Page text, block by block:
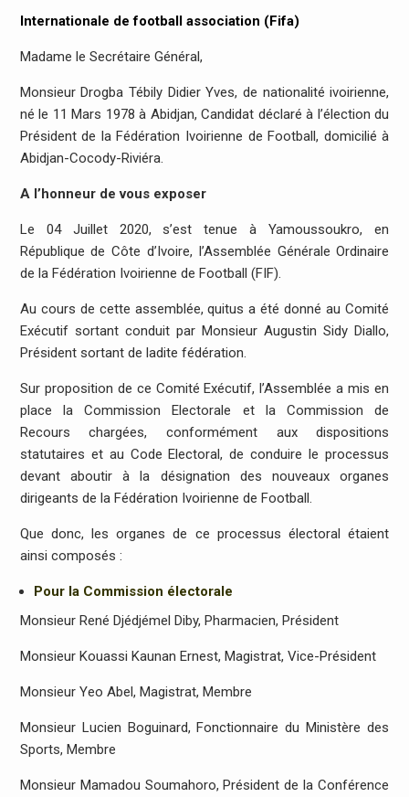
Internationale de football association (Fifa)
Madame le Secrétaire Général,
Monsieur Drogba Tébily Didier Yves, de nationalité ivoirienne,
né le 11 Mars 1978 à Abidjan, Candidat déclaré à l’élection du
Président de la Fédération Ivoirienne de Football, domicilié à
Abidjan-Cocody-Riviéra.
A l’honneur de vous exposer
Le 04 Juillet 2020, s’est tenue à Yamoussoukro, en
République de Côte d’Ivoire, l’Assemblée Générale Ordinaire
de la Fédération Ivoirienne de Football (FIF).
Au cours de cette assemblée, quitus a été donné au Comité
Exécutif sortant conduit par Monsieur Augustin Sidy Diallo,
Président sortant de ladite fédération.
Sur proposition de ce Comité Exécutif, l’Assemblée a mis en
place la Commission Electorale et la Commission de
Recours chargées, conformément aux dispositions
statutaires et au Code Electoral, de conduire le processus
devant aboutir à la désignation des nouveaux organes
dirigeants de la Fédération Ivoirienne de Football.
Que donc, les organes de ce processus électoral étaient
ainsi composés :
Pour la Commission électorale
Monsieur René Djédjémel Diby, Pharmacien, Président
Monsieur Kouassi Kaunan Ernest, Magistrat, Vice-Président
Monsieur Yeo Abel, Magistrat, Membre
Monsieur Lucien Boguinard, Fonctionnaire du Ministère des
Sports, Membre
Monsieur Mamadou Soumahoro, Président de la Conférence